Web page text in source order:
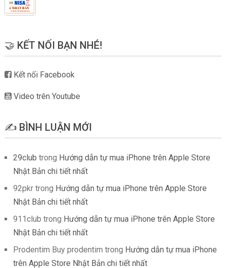
🤝 KẾT NỐI BẠN NHÉ!
Kết nối Facebook
Video trên Youtube
✍️ BÌNH LUẬN MỚI
29club trong Hướng dẫn tự mua iPhone trên Apple Store
Nhật Bản chi tiết nhất
92pkrtrong Hướng dẫn tự mua iPhone trên Apple Store
Nhật Bản chi tiết nhất
911club trong Hướng dẫn tự mua iPhone trên Apple Store
Nhật Bản chi tiết nhất
Prodentim Buy prodentim trong Hướng dẫn tự mua iPhone
trên Apple Store Nhật Bản chi tiết nhất